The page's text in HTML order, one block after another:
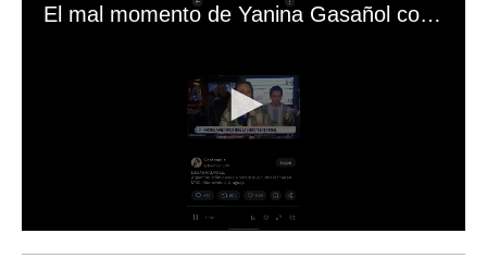
El mal momento de Yanina Gasañol con un hincha argentino en "Subrayado"